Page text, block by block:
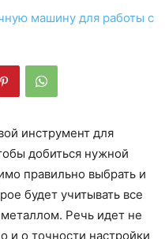
инструмент для
добиться нужной
правильно выбрать и
будет учитывать все
Речь идет не
о точности настройки